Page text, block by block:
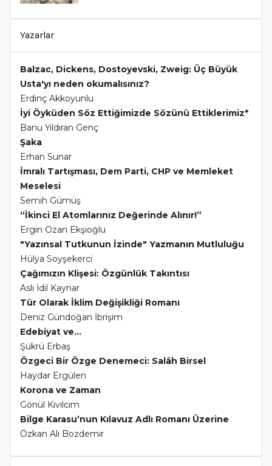
Yazarlar
Balzac, Dickens, Dostoyevski, Zweig: Üç Büyük
Usta'yı neden okumalısınız?
Erdinç Akkoyunlu
İyi Öyküden Söz Ettiğimizde Sözünü Ettiklerimiz*
Banu Yıldıran Genç
Şaka
Erhan Sunar
İmralı Tartışması, Dem Parti, CHP ve Memleket
Meselesi
Semih Gümüş
“İkinci El Atomlarınız Değerinde Alınır!”
Ergin Ozan Ekşioğlu
"Yazınsal Tutkunun İzinde" Yazmanın Mutluluğu
Hülya Soyşekerci
Çağımızın Klişesi: Özgünlük Takıntısı
Aslı İdil Kaynar
Tür Olarak İklim Değişikliği Romanı
Deniz Gündoğan İbrişim
Edebiyat ve...
Şükrü Erbaş
Özgeci Bir Özge Denemeci: Salâh Birsel
Haydar Ergülen
Korona ve Zaman
Gönül Kıvılcım
Bilge Karasu’nun Kılavuz Adlı Romanı Üzerine
Özkan Ali Bozdemir